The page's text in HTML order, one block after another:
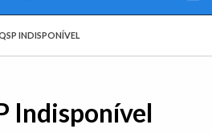
INDISPONÍVEL
Indisponível